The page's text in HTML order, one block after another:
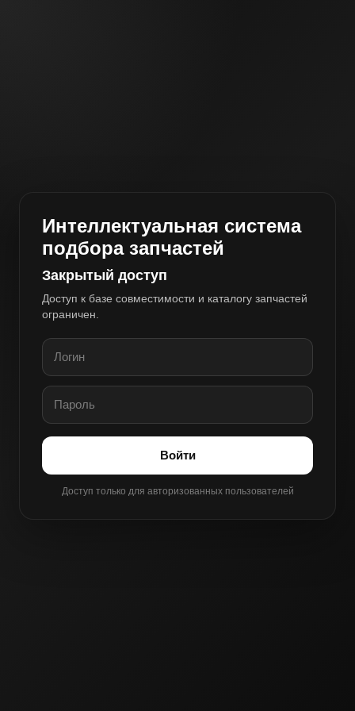
Интеллектуальная система
подбора запчастей
Закрытый доступ
Доступ к базе совместимости и каталогу запчастей
ограничен.
Войти
Доступ только для авторизованных пользователей